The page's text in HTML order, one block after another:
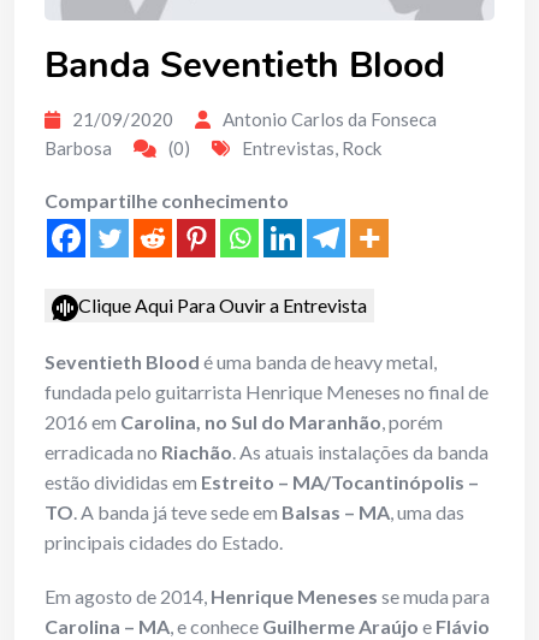
Banda Seventieth Blood
21/09/2020
Antonio Carlos da Fonseca
Barbosa
(0) Entrevistas, Rock
Compartilhe conhecimento
Clique Aqui Para Ouvir a Entrevista
Seventieth Blood é uma banda de heavy metal,
fundada pelo guitarrista Henrique Meneses no final de
2016 em Carolina, no Sul do Maranhão, porém
erradicada no Riachão. As atuais instalações da banda
estão divididas em Estreito – MA/Tocantinópolis –
TO. A banda já teve sede em Balsas – MA, uma das
principais cidades do Estado.
Em agosto de 2014, Henrique Meneses se muda para
Carolina – MA, e conhece Guilherme Araújo e Flávio